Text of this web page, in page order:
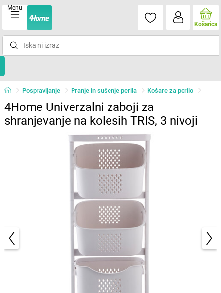
Menu
Košarica
Pospravljanje Pranje in sušenje perila Košare za perilo
4Home Univerzalni zaboji za
shranjevanje na kolesih TRIS, 3 nivoji